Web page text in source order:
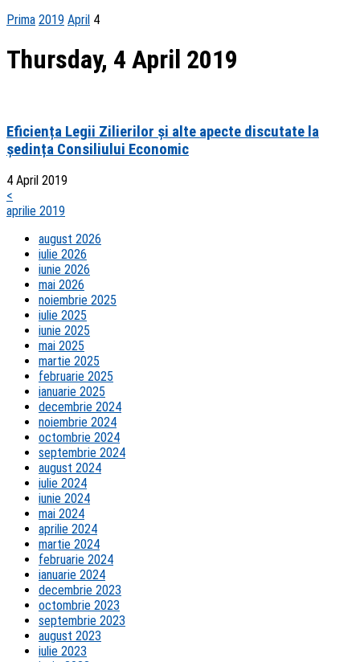
Prima 2019 April 4
Thursday, 4 April 2019
Eficiența Legii Zilierilor și alte apecte discutate la
ședința Consiliului Economic
4 April 2019
<
aprilie 2019
august 2026
iulie 2026
iunie 2026
mai 2026
noiembrie 2025
iulie 2025
iunie 2025
mai 2025
martie 2025
februarie 2025
ianuarie 2025
decembrie 2024
noiembrie 2024
octombrie 2024
septembrie 2024
august 2024
iulie 2024
iunie 2024
mai 2024
aprilie 2024
martie 2024
februarie 2024
ianuarie 2024
decembrie 2023
octombrie 2023
septembrie 2023
august 2023
iulie 2023